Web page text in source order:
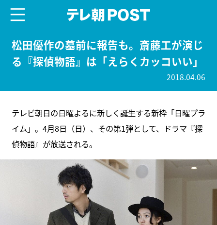
松田優作の墓前に報告も。斎藤工が演じ
る『探偵物語』は「えらくカッコいい」
2018.04.06
テレビ朝日の日曜よるに新しく誕生する新枠「日曜プラ
イム」。4月8日（日）、その第1弾として、ドラマ『探
偵物語』が放送される。